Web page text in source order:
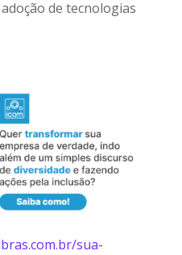
de tecnologias
sua-